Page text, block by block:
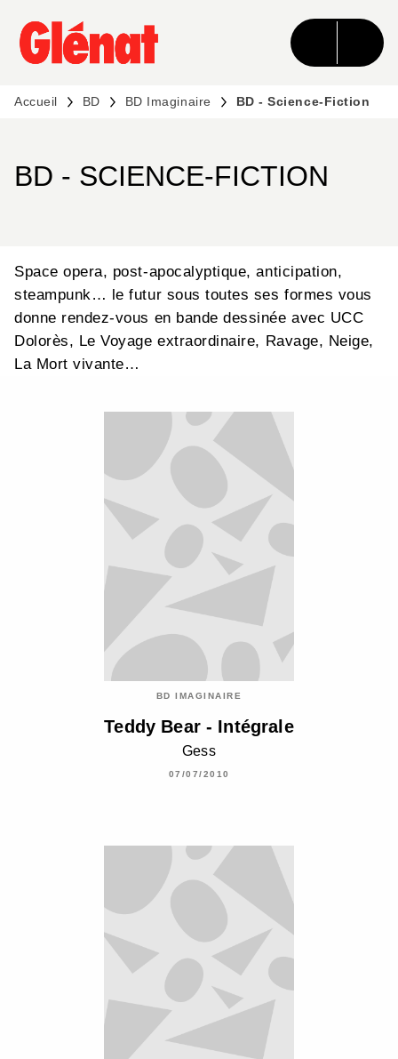
MENU RECHERCHE CONTENU
PIED DE PAGE
Accueil BD BD Imaginaire BD - Science-Fiction
BD - SCIENCE-FICTION
Space opera, post-apocalyptique, anticipation,
steampunk… le futur sous toutes ses formes vous
donne rendez-vous en bande dessinée avec UCC
Dolorès, Le Voyage extraordinaire, Ravage, Neige,
La Mort vivante…
BD IMAGINAIRE
Teddy Bear - Intégrale
Gess
07/07/2010